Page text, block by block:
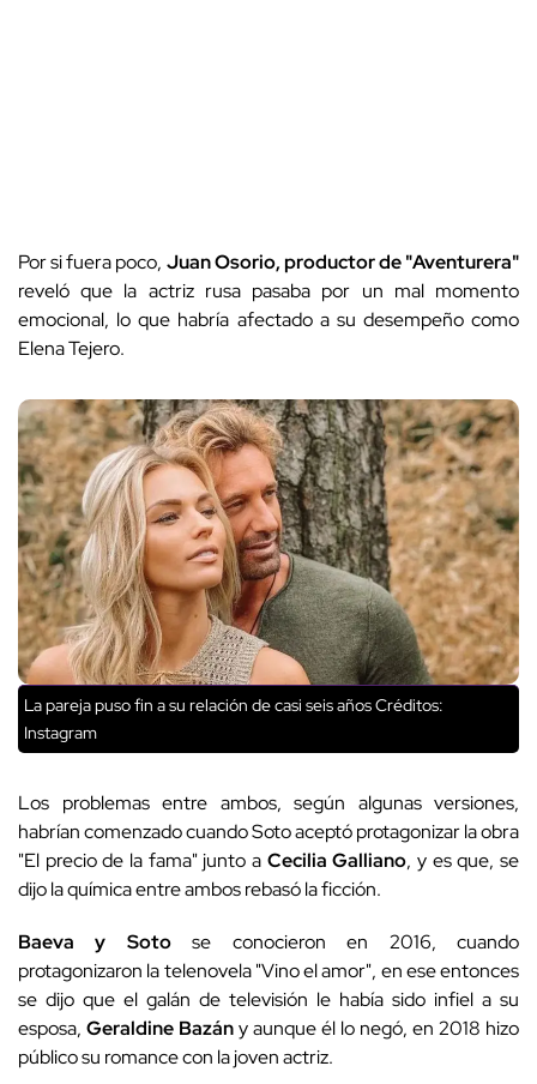
Por si fuera poco, Juan Osorio, productor de "Aventurera"
reveló que la actriz rusa pasaba por un mal momento
emocional, lo que habría afectado a su desempeño como
Elena Tejero.
La pareja puso fin a su relación de casi seis años Créditos:
Instagram
Los problemas entre ambos, según algunas versiones,
habrían comenzado cuando Soto aceptó protagonizar la obra
"El precio de la fama" junto a Cecilia Galliano, y es que, se
dijo la química entre ambos rebasó la ficción.
Baeva y Sotose conocieron en 2016, cuando
protagonizaron la telenovela "Vino el amor", en ese entonces
se dijo que el galán de televisión le había sido infiel a su
esposa, Geraldine Bazány aunque él lo negó, en 2018 hizo
público su romance con la joven actriz.